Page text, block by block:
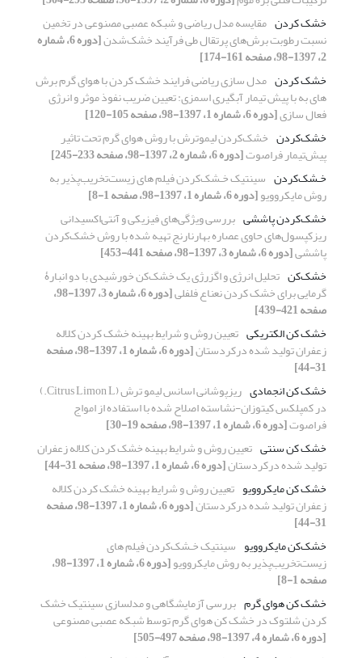
خشک کردن مقایسه مدل‌ ریاضی و شبکه عصبی مصنوعی در تخمین
نسبت رطوبت برش‌های پرتقال طی فرآیند خشک‌شدن [دوره 6، شماره
2، 1397-98، صفحه 161-174]
خشک کردن مدل‏ سازی ریاضی فرایند خشک ‏کردن با هوای گرم برش
‏های به با پیش‏ تیمار آبگیری اسمزی: تعیین ضریب نفوذ موثر و انرژی
فعال‏ سازی[دوره 6، شماره 1، 1397-98، صفحه 105-120]
خشک‌کردن خشک‌کردن لیموترش با روش هوای گرم تحت تاثیر
پیش‌تیمار فراصوت[دوره 6، شماره 2، 1397-98، صفحه 233-245]
خـشک‌کردن سینتیک خـشک‌کردن فیلم های زیست‌تخریب‌پذیر به
روش مایکروویو[دوره 6، شماره 1، 1397-98، صفحه 1-8]
خشک‌کردن پاششی بررسی ویژگی‌های فیزیکی و آنتی‌اکسیدانی
ریزکپسول‌های حاوی عصاره بهارنارنج تهیه شده با روش خشک‌کردن
پاششی[دوره 6، شماره 3، 1397-98، صفحه 441-453]
خشک‌کن تحلیل انرژی و اگزرژی یک خشک‌کن خورشیدی با دو انبارۀ
گرمایی برای خشک کردن نعناع فلفلی [دوره 6، شماره 3، 1397-98،
صفحه 421-439]
خشک کن الکتریکی تعیین روش و شرایط بهینه خشک کردن کلاله
زعفران تولید شده درکردستان [دوره 6، شماره 1، 1397-98، صفحه
31-44]
خشک کن انجمادی
ریزپوشانی اسانس لیمو ترش (Citrus Limon L.)
در کمپلکس کیتوزان-نشاسته اصلاح شده با استفاده از امواج
فراصوت[دوره 6، شماره 1، 1397-98، صفحه 19-30]
خشک کن سنتی تعیین روش و شرایط بهینه خشک کردن کلاله زعفران
تولید شده درکردستان[دوره 6، شماره 1، 1397-98، صفحه 31-44]
خشک کن مایکروویو تعیین روش و شرایط بهینه خشک کردن کلاله
زعفران تولید شده درکردستان [دوره 6، شماره 1، 1397-98، صفحه
31-44]
خشک‌کن مایکروویو سینتیک خـشک‌کردن فیلم های
زیست‌تخریب‌پذیر به روش مایکروویو [دوره 6، شماره 1، 1397-98،
صفحه 1-8]
خشک کن هوای گرم بررسی آزمایشگاهی و مدلسازی سینتیک خشک
کردن شلتوک در خشک کن هوای گرم توسط شبکه عصبی مصنوعی
[دوره 6، شماره 4، 1397-98، صفحه 497-505]